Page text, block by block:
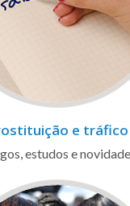
e tráfico
estudos e